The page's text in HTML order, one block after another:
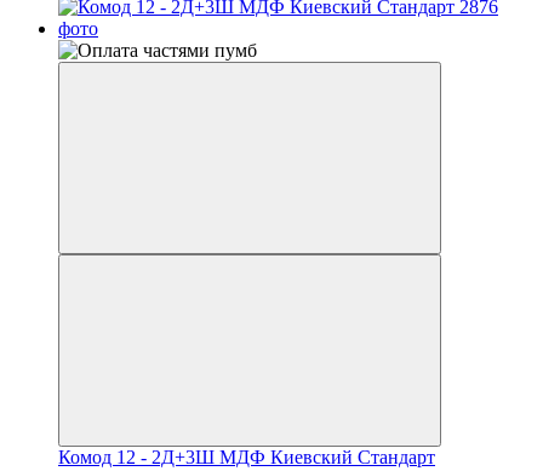
Комод 12 - 2Д+3Ш МДФ Киевский Стандарт